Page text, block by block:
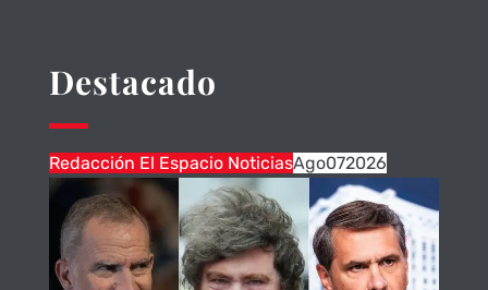
Destacado
Redacción El Espacio NoticiasAgo072026